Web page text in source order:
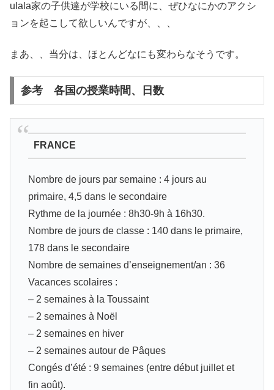
ulala家の子供達が学校にいる間に、ぜひなにかのアクシ
ョンを起こして欲しいんですが、、、
まあ、、当分は、ほとんどなにも変わらなそうです。
参考 各国の授業時間、日数
FRANCE
Nombre de jours par semaine : 4 jours au
primaire, 4,5 dans le secondaire
Rythme de la journée : 8h30-9h à 16h30.
Nombre de jours de classe : 140 dans le primaire,
178 dans le secondaire
Nombre de semaines d’enseignement/an : 36
Vacances scolaires :
– 2 semaines à la Toussaint
– 2 semaines à Noël
– 2 semaines en hiver
– 2 semaines autour de Pâques
Congés d’été : 9 semaines (entre début juillet et
fin août).